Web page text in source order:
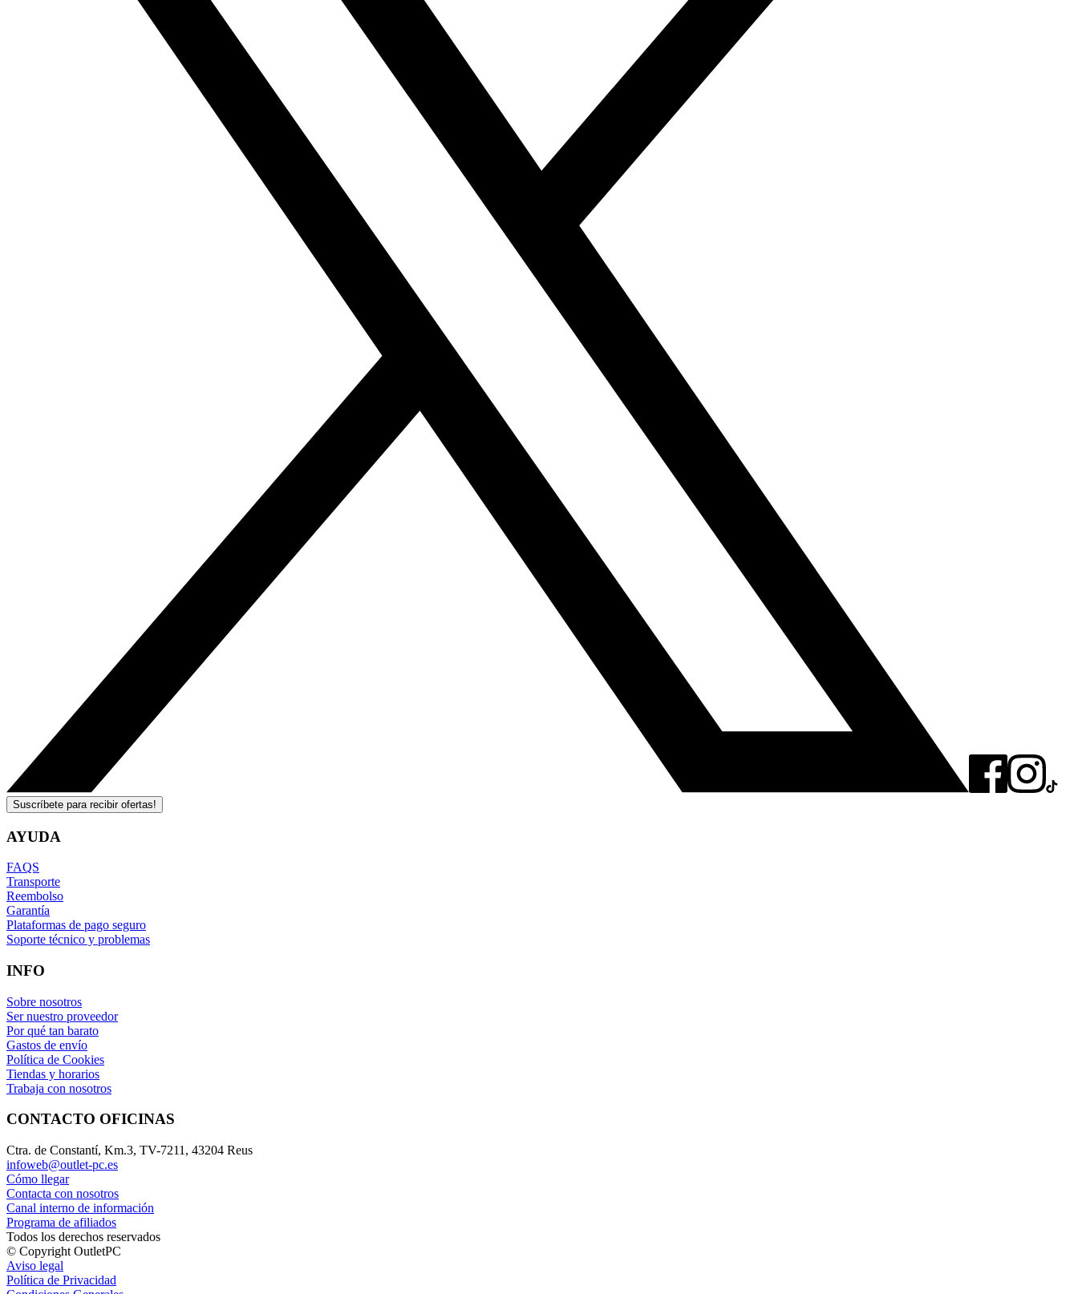
Suscríbete para recibir ofertas!
AYUDA
FAQS
Transporte
Reembolso
Garantía
Plataformas de pago seguro
Soporte técnico y problemas
INFO
Sobre nosotros
Ser nuestro proveedor
Por qué tan barato
Gastos de envío
Política de Cookies
Tiendas y horarios
Trabaja con nosotros
CONTACTO OFICINAS
Ctra. de Constantí, Km.3, TV-7211, 43204 Reus
infoweb@outlet-pc.es
Cómo llegar
Contacta con nosotros
Canal interno de información
Programa de afiliados
Todos los derechos reservados
© Copyright OutletPC
Aviso legal
Política de Privacidad